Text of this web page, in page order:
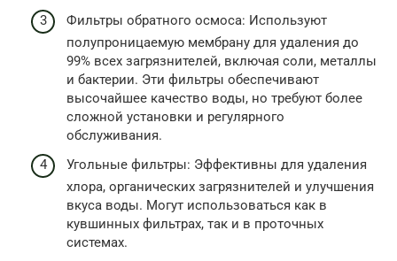
Фильтры обратного осмоса: Используют
полупроницаемую мембрану для удаления до
99% всех загрязнителей, включая соли, металлы
и бактерии. Эти фильтры обеспечивают
высочайшее качество воды, но требуют более
сложной установки и регулярного
обслуживания.
Угольные фильтры: Эффективны для удаления
хлора, органических загрязнителей и улучшения
вкуса воды. Могут использоваться как в
кувшинных фильтрах, так и в проточных
системах.